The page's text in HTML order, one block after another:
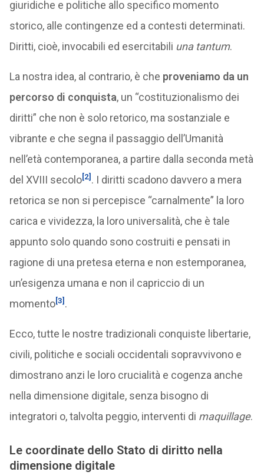
giuridiche e politiche allo specifico momento
storico, alle contingenze ed a contesti determinati.
Diritti, cioè, invocabili ed esercitabili una tantum.
La nostra idea, al contrario, è che proveniamo da un
percorso di conquista, un “costituzionalismo dei
diritti” che non è solo retorico, ma sostanziale e
vibrante e che segna il passaggio dell’Umanità
nell’età contemporanea, a partire dalla seconda metà
del XVIII secolo[2] . I diritti scadono davvero a mera
retorica se non si percepisce “carnalmente” la loro
carica e vividezza, la loro universalità, che è tale
appunto solo quando sono costruiti e pensati in
ragione di una pretesa eterna e non estemporanea,
un’esigenza umana e non il capriccio di un
momento[3] .
Ecco, tutte le nostre tradizionali conquiste libertarie,
civili, politiche e sociali occidentali sopravvivono e
dimostrano anzi le loro crucialità e cogenza anche
nella dimensione digitale, senza bisogno di
integratori o, talvolta peggio, interventi di maquillage.
Le coordinate dello Stato di diritto nella
dimensione digitale